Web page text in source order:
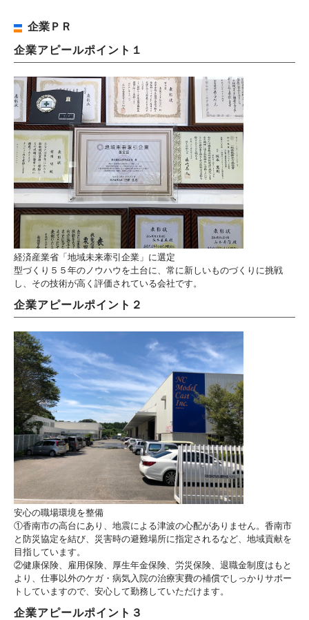
企業ＰＲ
企業アピールポイント１
経済産業省「地域未来牽引企業」に選定
型づくり５５年のノウハウを土台に、常に新しいものづくりに挑戦
し、その技術が高く評価されている会社です。
企業アピールポイント２
安心の職場環境を整備
①香南市の高台にあり、地震による津波の心配がありません。香南市
と防災協定を結び、災害時の避難場所に指定されるなど、地域貢献を
目指しています。
②健康保険、雇用保険、厚生年金保険、労災保険、退職金制度はもと
より、仕事以外のケガ・病気入院の治療実費の補償でしっかりサポー
トしていますので、安心して勤務していただけます。
企業アピールポイント３